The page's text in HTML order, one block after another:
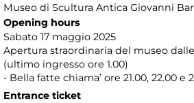
Museo di Scultura Antica Giovanni
Opening hours
Sabato 17 maggio 2025
Apertura straordinaria del museo
(ultimo ingresso ore 1.00)
- Bella fatte chiama’ ore 21.00, 22.00 e
Entrance ticket